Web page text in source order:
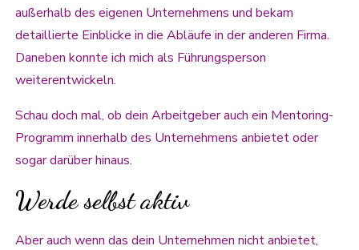
außerhalb des eigenen Unternehmens und bekam
detaillierte Einblicke in die Abläufe in der anderen Firma.
Daneben konnte ich mich als Führungsperson
weiterentwickeln.
Schau doch mal, ob dein Arbeitgeber auch ein Mentoring-
Programm innerhalb des Unternehmens anbietet oder
sogar darüber hinaus.
Werde selbst aktiv
Aber auch wenn das dein Unternehmen nicht anbietet,